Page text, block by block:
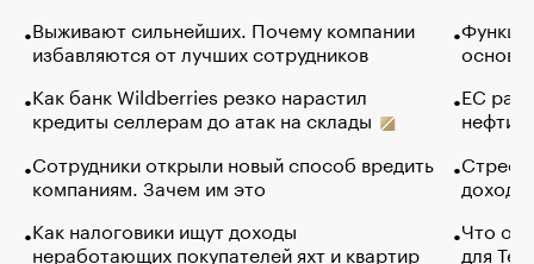
Выживают сильнейших. Почему компании
избавляются от лучших сотрудников
Как банк Wildberries резко нарастил
кредиты селлерам до атак на склады
Сотрудники открыли новый способ вредить
компаниям. Зачем им это
Как налоговики ищут доходы
неработающих покупателей яхт и квартир
основ
ЕС
нефти
Что
для